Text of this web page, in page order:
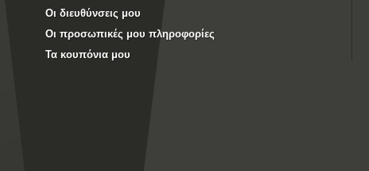
Οι διευθύνσεις μου
Οι προσωπικές μου πληροφορίες
Τα κουπόνια μου